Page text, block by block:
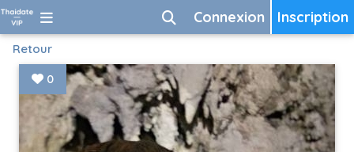
Inscription
Connexion
Retour
0